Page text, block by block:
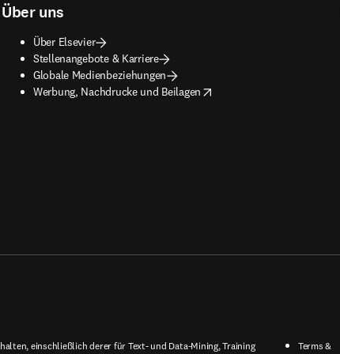
Über uns
Über Elsevier
Stellenangebote & Karriere
Globale Medienbeziehungen
Werbung, Nachdrucke und Beilagen
opens in new tab/window
einschließlich derer für Text- und Data-Mining, Training Terms &